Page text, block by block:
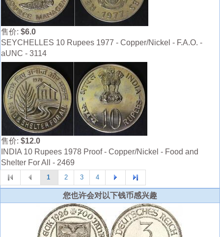
售价: $6.0
SEYCHELLES 10 Rupees 1977 - Copper/Nickel - F.A.O. -
aUNC - 3114
售价: $12.0
INDIA 10 Rupees 1978 Proof - Copper/Nickel - Food and
Shelter For All - 2469
1 2 3 4
您也许会对以下钱币感兴趣